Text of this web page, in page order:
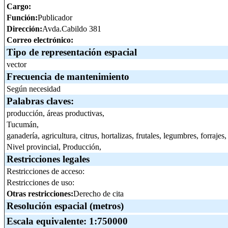
Cargo:
Función:Publicador
Dirección:Avda.Cabildo 381
Correo electrónico:
Tipo de representación espacial
vector
Frecuencia de mantenimiento
Según necesidad
Palabras claves:
producción, áreas productivas,
Tucumán,
ganadería, agricultura, citrus, hortalizas, frutales, legumbres, forrajes,
Nivel provincial, Producción,
Restricciones legales
Restricciones de acceso:
Restricciones de uso:
Otras restricciones:Derecho de cita
Resolución espacial (metros)
Escala equivalente: 1:750000